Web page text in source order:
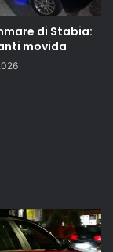
di Stabia:
movida